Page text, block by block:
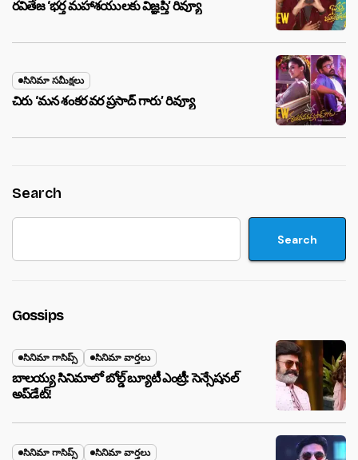
రవితేజ ‘భర్త మహాశయులకు విజ్ఞప్తి’ రివ్యూ
సినిమా సమీక్షలు
చిరు ‘మ‌న శంక‌ర వ‌ర ప్ర‌సాద్ గారు’ రివ్యూ
Search
Search
Gossips
సినిమా గాసిప్స్ సినిమా వార్తలు
బాలయ్య సినిమాలో బోల్డ్ బ్యూటీ ఎంట్రీ: సెన్సేషనల్
అప్‌డేట్!
సినిమా గాసిప్స్ సినిమా వార్తలు